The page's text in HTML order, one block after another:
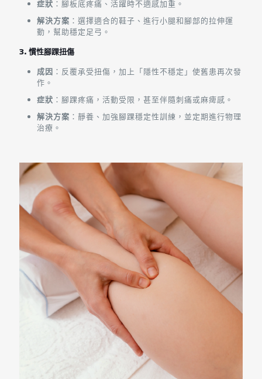
症狀 ：腳板底疼痛、活躍時不適感加重。
解決方案 ：選擇適合的鞋子、進行小腿和腳部的拉伸運
動，幫助穩定足弓。
3. 慣性腳踝扭傷
成因 ：反覆承受扭傷，加上「隱性不穩定」使舊患再次發
作。
症狀 ：腳踝疼痛，活動受限，甚至伴隨刺痛或麻痺感。
解決方案 ：靜養、加強腳踝穩定性訓練，並定期進行物理
治療。